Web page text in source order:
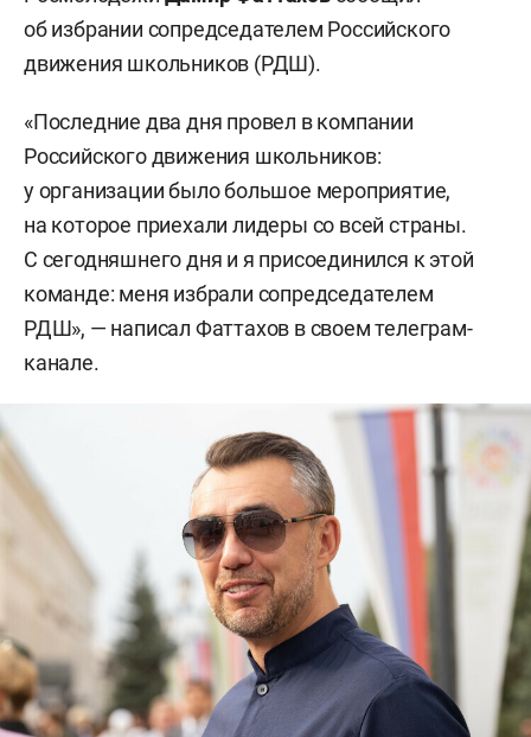
об избрании сопредседателем Российского
движения школьников (РДШ).
«Последние два дня провел в компании
Российского движения школьников:
у организации было большое мероприятие,
на которое приехали лидеры со всей страны.
С сегодняшнего дня и я присоединился к этой
команде: меня избрали сопредседателем
РДШ», — написал Фаттахов в своем телеграм-
канале.